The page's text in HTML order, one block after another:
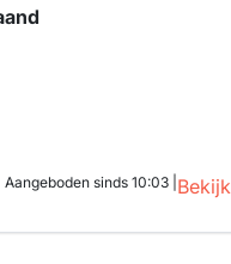
Aangeboden sinds 10:03 |